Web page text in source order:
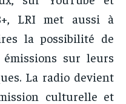
LRI met aussi à
la possibilité de
sur leurs
La radio devient
culturelle et